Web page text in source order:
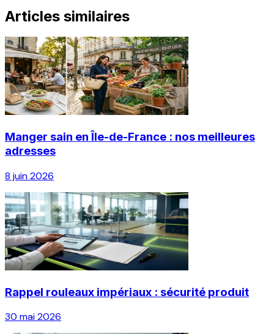
Articles similaires
Manger sain en Île-de-France : nos meilleures
adresses
8 juin 2026
Rappel rouleaux impériaux : sécurité produit
30 mai 2026